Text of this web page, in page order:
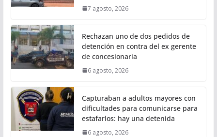
7 agosto, 2026
Rechazan uno de dos pedidos de
detención en contra del ex gerente
de concesionaria
6 agosto, 2026
Capturaban a adultos mayores con
dificultades para comunicarse para
estafarlos: hay una detenida
6 agosto, 2026